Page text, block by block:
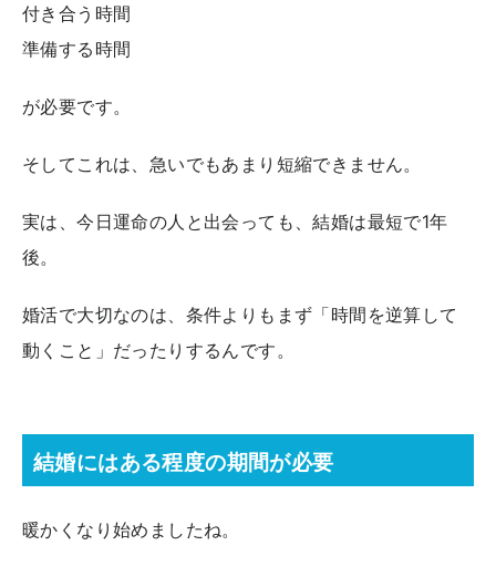
付き合う時間
準備する時間
が必要です。
そしてこれは、急いでもあまり短縮できません。
実は、今日運命の人と出会っても、結婚は最短で1年
後。
婚活で大切なのは、条件よりもまず「時間を逆算して
動くこと」だったりするんです。
結婚にはある程度の期間が必要
暖かくなり始めましたね。